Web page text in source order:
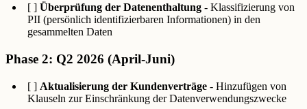
[ ] Überprüfung der Datenenthaltung - Klassifizierung von
PII (persönlich identifizierbaren Informationen) in den
gesammelten Daten
Phase 2: Q2 2026 (April-Juni)
[ ] Aktualisierung der Kundenverträge - Hinzufügen von
Klauseln zur Einschränkung der Datenverwendungszwecke